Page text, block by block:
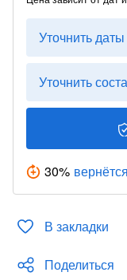
Уточнить даты
Уточнить
30%
В закладки
Поделиться